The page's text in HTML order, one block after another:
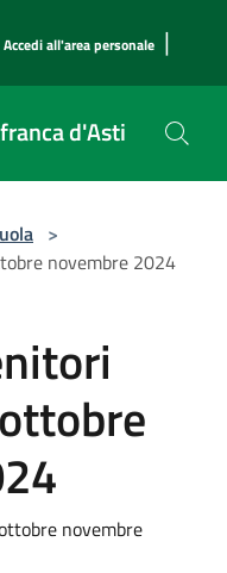
Accedi all'area personale |
d'Asti
>
novembre 2024
novembre